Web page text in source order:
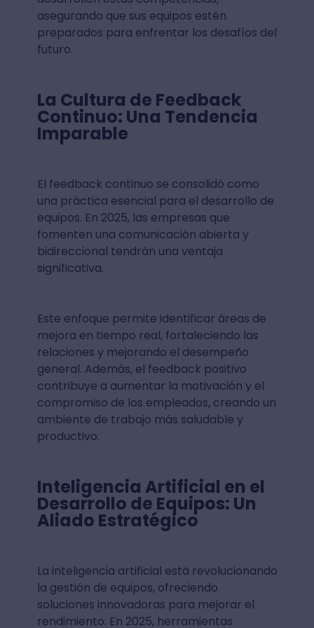
asegurando que sus equipos estén
preparados para enfrentar los desafíos del
futuro.
La Cultura de Feedback
Continuo: Una Tendencia
Imparable
El feedback continuo se consolidó como
una práctica esencial para el desarrollo de
equipos. En 2025, las empresas que
fomenten una comunicación abierta y
bidireccional tendrán una ventaja
significativa.
Este enfoque permite identificar áreas de
mejora en tiempo real, fortaleciendo las
relaciones y mejorando el desempeño
general. Además, el feedback positivo
contribuye a aumentar la motivación y el
compromiso de los empleados, creando un
ambiente de trabajo más saludable y
productivo.
Inteligencia Artificial en el
Desarrollo de Equipos: Un
Aliado Estratégico
La inteligencia artificial está revolucionando
la gestión de equipos, ofreciendo
soluciones innovadoras para mejorar el
rendimiento. En 2025, herramientas